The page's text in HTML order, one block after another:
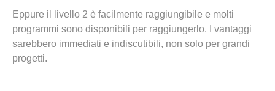
Eppure il livello 2 è facilmente raggiungibile e molti
programmi sono disponibili per raggiungerlo. I vantaggi
sarebbero immediati e indiscutibili, non solo per grandi
progetti.